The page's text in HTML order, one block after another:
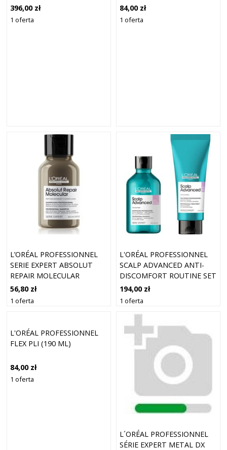
396,00 zł
1 oferta
84,00 zł
1 oferta
L’ORÉAL PROFESSIONNEL
SERIE EXPERT ABSOLUT
REPAIR MOLECULAR
WZMACNIAJĄCY SZAMPON
DO WŁOSÓW
56,80 zł
1 oferta
L'ORÉAL PROFESSIONNEL
SCALP ADVANCED ANTI-
DISCOMFORT ROUTINE SET
194,00 zł
1 oferta
L'ORÉAL PROFESSIONNEL
FLEX PLI (190 ML)
84,00 zł
1 oferta
L´ORÉAL PROFESSIONNEL
SÉRIE EXPERT METAL DX